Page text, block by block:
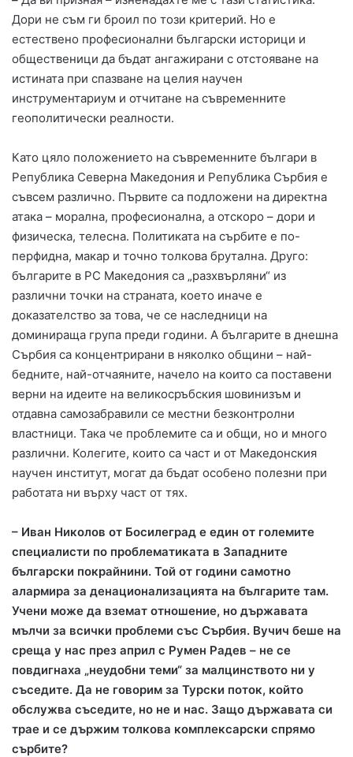
Дори не съм ги броил по този критерий. Но е
естествено професионални български историци и
общественици да бъдат ангажирани с отстояване на
истината при спазване на целия научен
инструментариум и отчитане на съвременните
геополитически реалности.
Като цяло положението на съвременните българи в
Република Северна Македония и Република Сърбия е
съвсем различно. Първите са подложени на директна
атака – морална, професионална, а отскоро – дори и
физическа, телесна. Политиката на сърбите е по-
перфидна, макар и точно толкова брутална. Друго:
българите в РС Македония са „разхвърляни“ из
различни точки на страната, което иначе е
доказателство за това, че се наследници на
доминираща група преди години. А българите в днешна
Сърбия са концентрирани в няколко общини – най-
бедните, най-отчаяните, начело на които са поставени
верни на идеите на великосръбския шовинизъм и
отдавна самозабравили се местни безконтролни
властници. Така че проблемите са и общи, но и много
различни. Колегите, които са част и от Македонския
научен институт, могат да бъдат особено полезни при
работата ни върху част от тях.
– Иван Николов от Босилеград е един от големите
специалисти по проблематиката в Западните
български покрайнини. Той от години самотно
алармира за денационализацията на българите там.
Учени може да вземат отношение, но държавата
мълчи за всички проблеми със Сърбия. Вучич беше на
среща у нас през април с Румен Радев – не се
повдигнаха „неудобни теми“ за малцинството ни у
съседите. Да не говорим за Турски поток, който
обслужва съседите, но не и нас. Защо държавата си
трае и се държим толкова комплексарски спрямо
сърбите?